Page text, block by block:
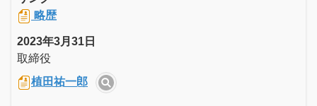
略歴
2023年3月31日
取締役
植田祐一郎